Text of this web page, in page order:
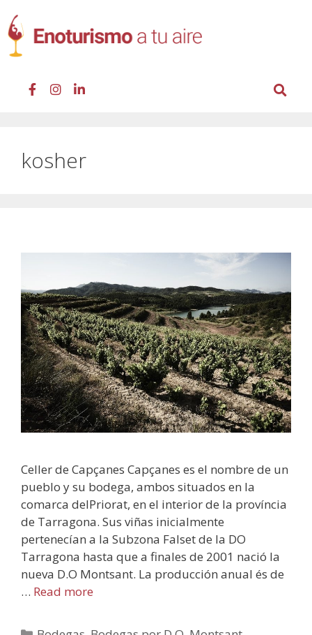
kosher
Celler de Capçanes Capçanes es el nombre de un
pueblo y su bodega, ambos situados en la
comarca delPriorat, en el interior de la província
de Tarragona. Sus viñas inicialmente
pertenecían a la Subzona Falset de la DO
Tarragona hasta que a finales de 2001 nació la
nueva D.O Montsant. La producción anual és de
… Read more